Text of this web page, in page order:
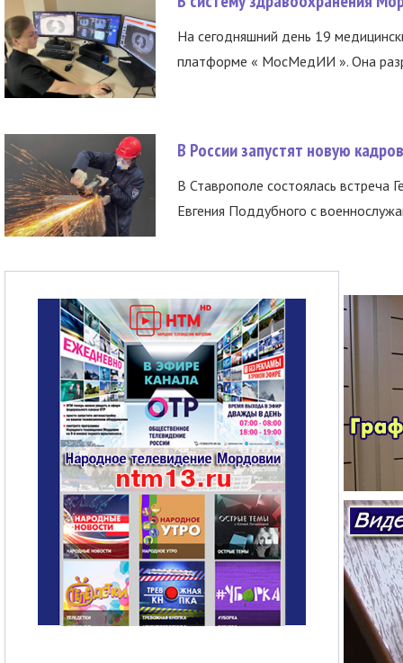
На сегодняшний день 19
платформе « МосМедИИ ». Она
В России запустят новую
В Ставрополе состоялась встреча
Евгения Поддубного с